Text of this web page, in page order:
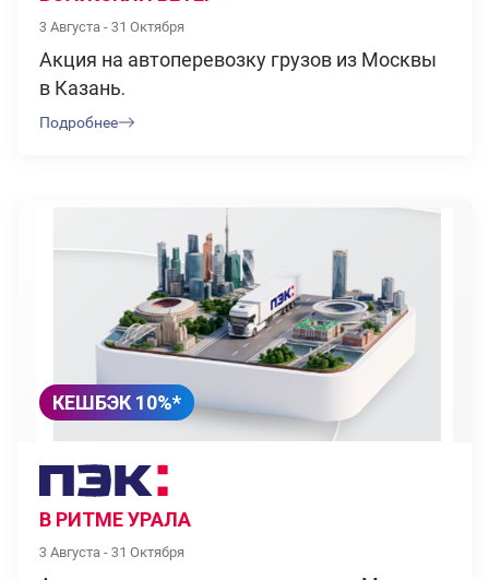
3 Августа - 31 Октября
Акция на автоперевозку грузов из Москвы
в Казань.
Подробнее
КЕШБЭК 10%*
В РИТМЕ УРАЛА
3 Августа - 31 Октября